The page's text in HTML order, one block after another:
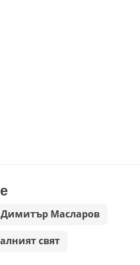
Масларов
свят